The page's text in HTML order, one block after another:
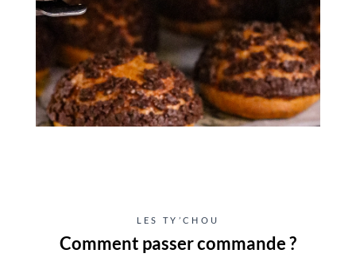
LES TY’CHOU
Comment passer commande ?